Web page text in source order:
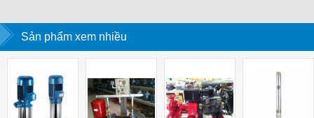
EMPARRO IP67
POWER SUPPLY 1-
PHASE
RJ45 – WEIDMULLERĐO ĐIỆN ÁP –
Sản phẩm xem nhiều